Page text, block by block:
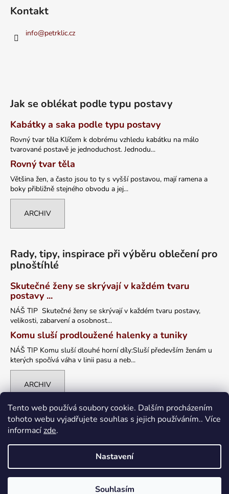
Tento web používá soubory cookie. Dalším procházením
tohoto webu vyjadřujete souhlas s jejich používáním.. Více
informacízde.
Nastavení
Souhlasím
Kontakt
info@petrklic.cz
Jak se oblékat podle typu postavy
Kabátky a saka podle typu postavy
Rovný tvar těla Klíčem k dobrému vzhledu kabátku na málo
tvarované postavě je jednoduchost. Jednodu...
Rovný tvar těla
Většina žen, a často jsou to ty s vyšší postavou, mají ramena a
boky přibližně stejného obvodu a jej...
ARCHIV
Rady, tipy, inspirace při výběru oblečení pro
plnoštíhlé
Skutečné ženy se skrývají v každém tvaru
postavy ...
NÁŠ TIP Skutečné ženy se skrývají v každém tvaru postavy,
velikosti, zabarvení a osobnost...
Komu sluší prodloužené halenky a tuniky
NÁŠ TIP Komu sluší dlouhé horní díly:Sluší především ženám u
kterých spočívá váha v linii pasu a neb...
ARCHIV
petrklic.cz. Všechna práva vyhrazena.